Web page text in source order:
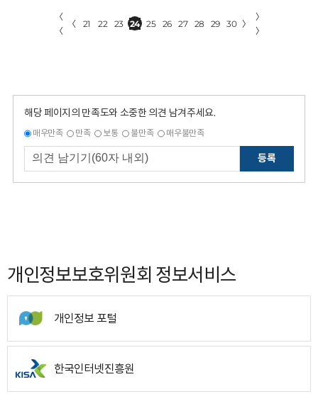
〈
〈
〈 21 22 23 24 25 26 27 28 29 30 〉
〉
〉
해당 페이지의 만족도와 소중한 의견 남겨주세요.
매우만족 만족 보통 불만족 매우불만족
등록
개인정보보호위원회 정보서비스
개인정보 포털
한국인터넷진흥원